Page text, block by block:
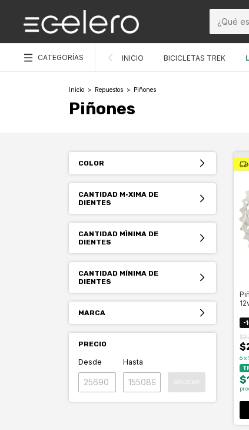
CATEGORÍAS INICIO BICICLETAS TREK
Inicio > Repuestos > Piñones
Piñones
COLOR
CANTIDAD M·XIMA DE
DIENTES
CANTIDAD MÌNIMA DE
DIENTES
CANTIDAD MÍNIMA DE
DIENTES
MARCA
PRECIO
Desde Hasta
-
6x